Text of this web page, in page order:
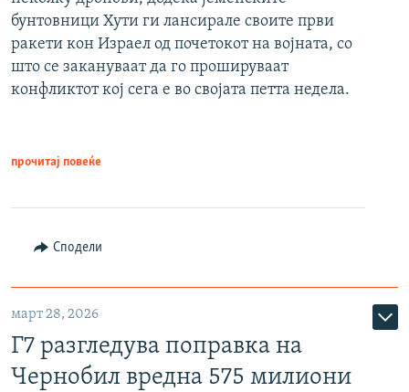
бунтовници Хути ги лансирале своите први
ракети кон Израел од почетокот на војната, со
што се закануваат да го прошируваат
конфликтот кој сега е во својата петта недела.
прочитај повеќе
Сподели
март 28, 2026
Г7 разгледува поправка на
Чернобил вредна 575 милиони